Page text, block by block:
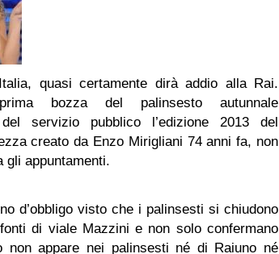
quasi certamente dirà addio alla Rai.
bozza del palinsesto autunnale
del servizio pubblico l’edizione 2013 del
creato da Enzo Mirigliani 74 anni fa, non
gli appuntamenti.
d’obbligo visto che i palinsesti si chiudono
di viale Mazzini e non solo confermano
non appare nei palinsesti né di Raiuno né